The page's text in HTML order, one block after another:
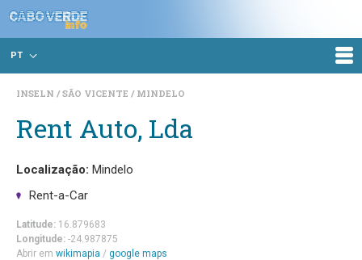
PT
INSELN SÃO VICENTE MINDELO
Rent Auto, Lda
Localização: Mindelo
Rent-a-Car
Latitude: 16.879683
Longitude: -24.987875
Abrir em wikimapia / google maps